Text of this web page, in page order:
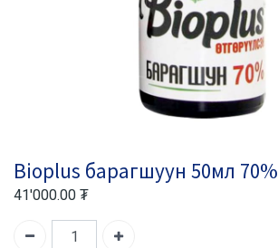
Bioplus барагшуун 50мл 70%
41'000.00 ₮